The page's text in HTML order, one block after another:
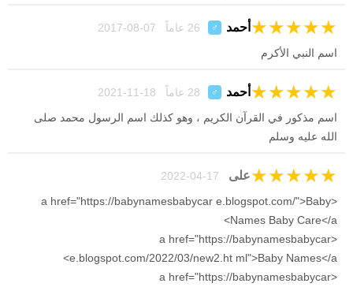
أحمد ♂ ★
★
★
★
★
اسم النبي الأكرم
أحمد ♂ ★
★
★
★
★
اسم مذكور في القرآن الكريم ، وهو كذلك اسم الرسول محمد صلى
الله عليه وسلم
على ★
★
★
★
★
<a href="https://babynamesbabycar e.blogspot.com/">Baby
Names Baby Care</a>
<a href="https://babynamesbabycar
e.blogspot.com/2022/03/new2.ht ml">Baby Names</a>
<a href="https://babynamesbabycar